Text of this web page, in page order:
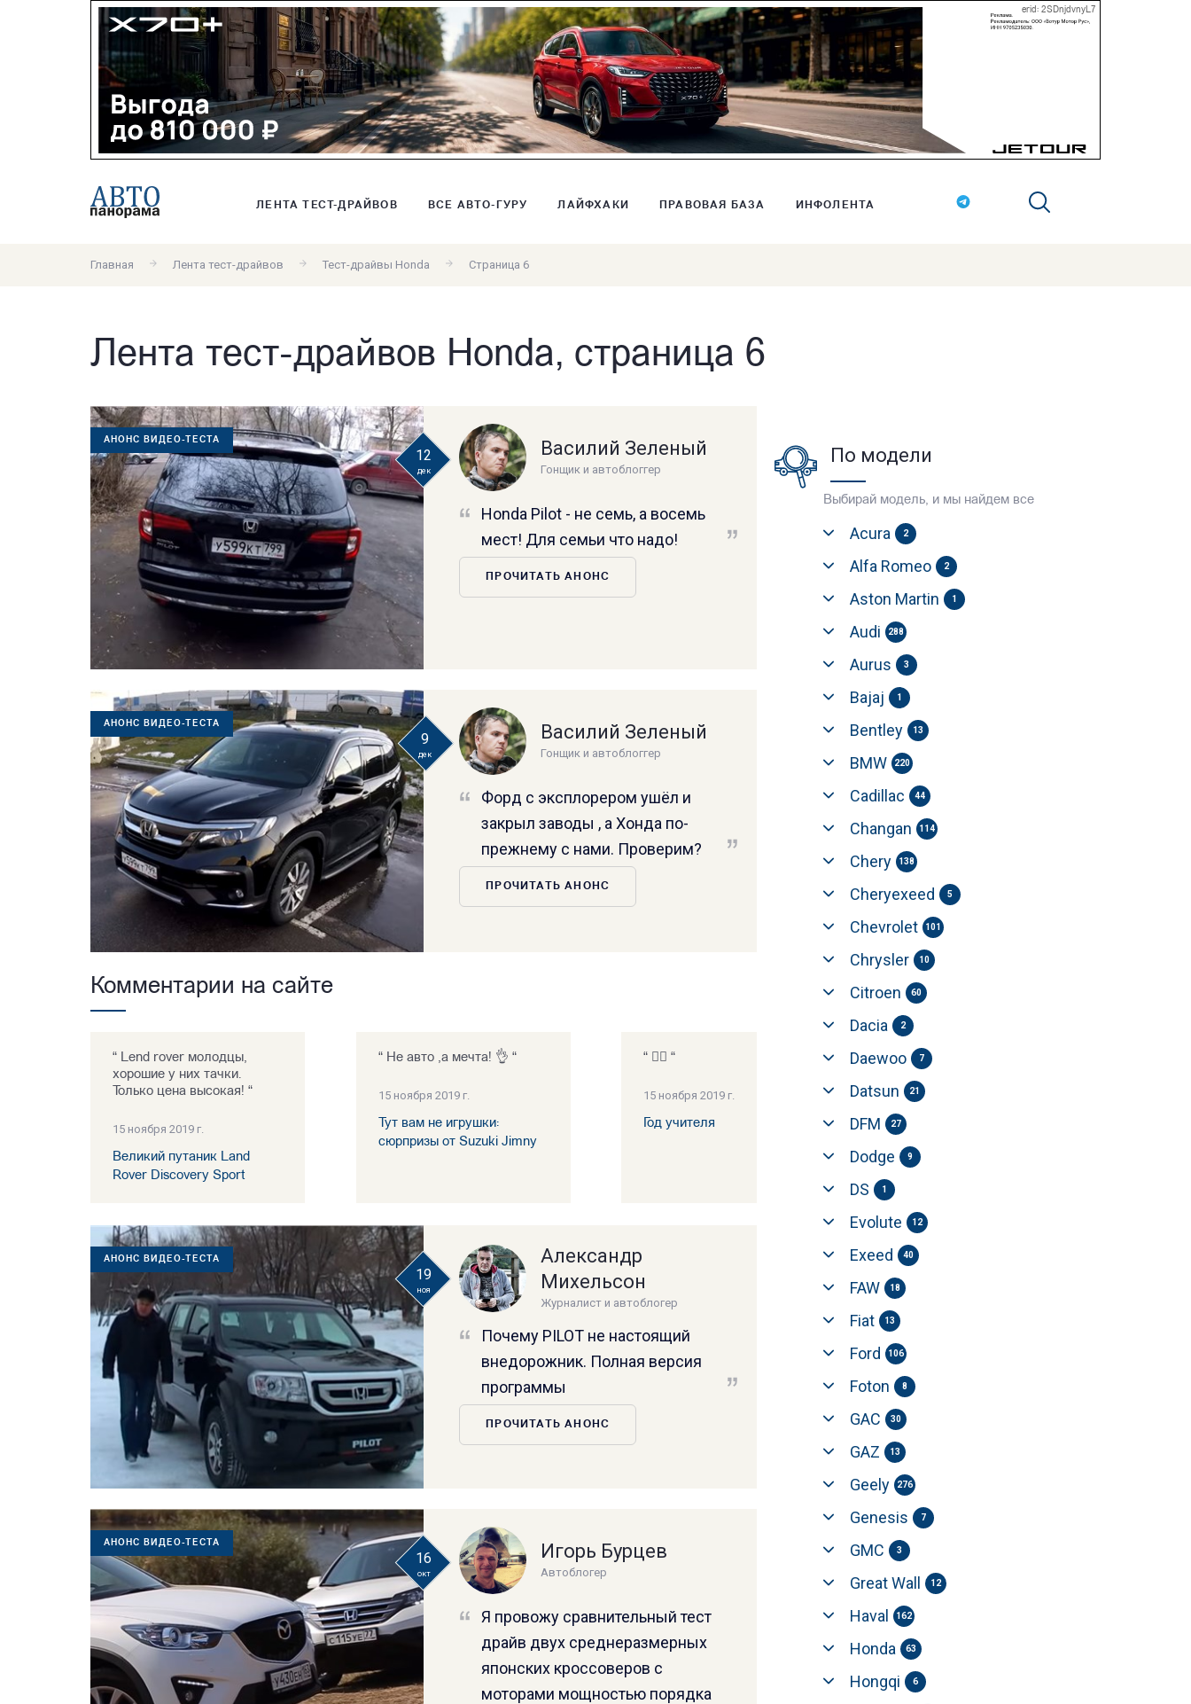
erid: 2SDnjdvnyL7
ЛЕНТА ТЕСТ-ДРАЙВОВ ВСЕ АВТО-ГУРУ ЛАЙФХАКИ ПРАВОВАЯ БАЗА ИНФОЛЕНТА
Главная Лента тест-драйвов Тест-драйвы Honda Страница 6
Лента тест-драйвов Honda, страница 6
АНОНС ВИДЕО-ТЕСТА
12
дек
Василий Зеленый
Гонщик и автоблоггер
Honda Pilot - не семь, а восемь
мест! Для семьи что надо!
ПРОЧИТАТЬ АНОНС
АНОНС ВИДЕО-ТЕСТА
9
дек
Василий Зеленый
Гонщик и автоблоггер
Форд с эксплорером ушёл и
закрыл заводы , а Хонда по-
прежнему с нами. Проверим?
ПРОЧИТАТЬ АНОНС
Комментарии на сайте
“ Lend rover молодцы,
хорошие у них тачки.
Только цена высокая! “
15 ноября 2019 г.
Великий путаник Land
Rover Discovery Sport
“ Не авто ,а мечта! 👌 “
15 ноября 2019 г.
Тут вам не игрушки:
сюрпризы от Suzuki Jimny
“ 👍🏻 “
15 ноября 2019 г.
Год учителя
АНОНС ВИДЕО-ТЕСТА
19
ноя
Александр
Михельсон
Журналист и автоблогер
Почему PILOT не настоящий
внедорожник. Полная версия
программы
ПРОЧИТАТЬ АНОНС
АНОНС ВИДЕО-ТЕСТА
16
окт
Игорь Бурцев
Автоблогер
Я провожу сравнительный тест
драйв двух среднеразмерных
японских кроссоверов с
моторами мощностью порядка
По модели
Выбирай модель, и мы найдем все
Acura 2
Alfa Romeo 2
Aston Martin 1
Audi 288
Aurus 3
Bajaj 1
Bentley 13
BMW 220
Cadillac 44
Changan 114
Chery 138
Cheryexeed 5
Chevrolet 101
Chrysler 10
Citroen 60
Dacia 2
Daewoo 7
Datsun 21
DFM 27
Dodge 9
DS 1
Evolute 12
Exeed 40
FAW 18
Fiat 13
Ford 106
Foton 8
GAC 30
GAZ 13
Geely 276
Genesis 7
GMC 3
Great Wall 12
Haval 162
Honda 63
Hongqi 6